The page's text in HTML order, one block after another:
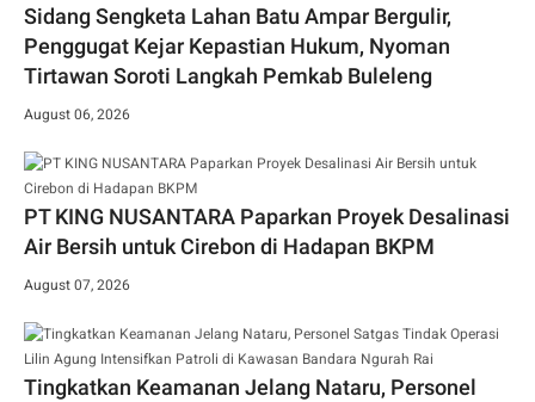
Sidang Sengketa Lahan Batu Ampar Bergulir,
Penggugat Kejar Kepastian Hukum, Nyoman
Tirtawan Soroti Langkah Pemkab Buleleng
August 06, 2026
PT KING NUSANTARA Paparkan Proyek Desalinasi
Air Bersih untuk Cirebon di Hadapan BKPM
August 07, 2026
Tingkatkan Keamanan Jelang Nataru, Personel